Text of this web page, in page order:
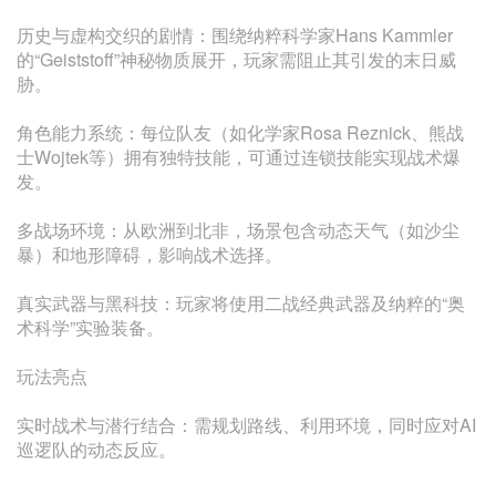
历史与虚构交织的剧情‌：围绕纳粹科学家Hans Kammler
的“Geiststoff”神秘物质展开，玩家需阻止其引发的末日威
胁‌。
角色能力系统‌：每位队友（如化学家Rosa Reznick、熊战
士Wojtek等）拥有独特技能，可通过连锁技能实现战术爆
发‌。
多战场环境‌：从欧洲到北非，场景包含动态天气（如沙尘
暴）和地形障碍，影响战术选择‌。
真实武器与黑科技‌：玩家将使用二战经典武器及纳粹的“奥
术科学”实验装备‌。
玩法亮点
实时战术与潜行结合‌：需规划路线、利用环境，同时应对AI
巡逻队的动态反应‌。